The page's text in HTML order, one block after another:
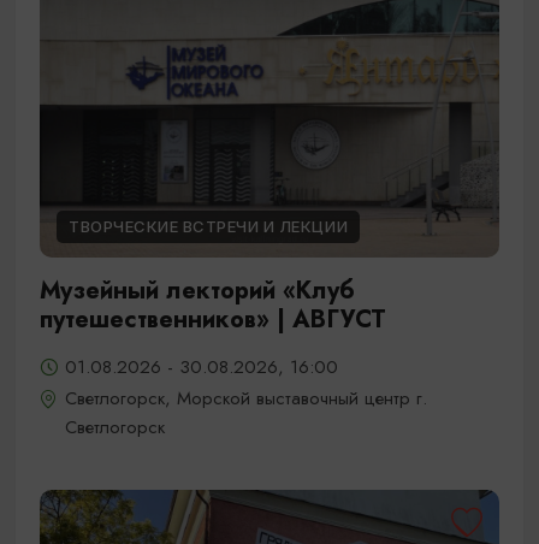
ТВОРЧЕСКИЕ ВСТРЕЧИ И ЛЕКЦИИ
Музейный лекторий «Клуб
путешественников» | АВГУСТ
01.08.2026 - 30.08.2026, 16:00
Светлогорск, Морской выставочный центр г.
Светлогорск